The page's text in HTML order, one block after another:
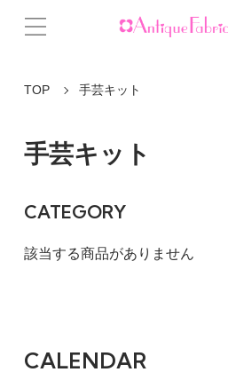
TOP 手芸キット
手芸キット
CATEGORY
該当する商品がありません
CALENDAR